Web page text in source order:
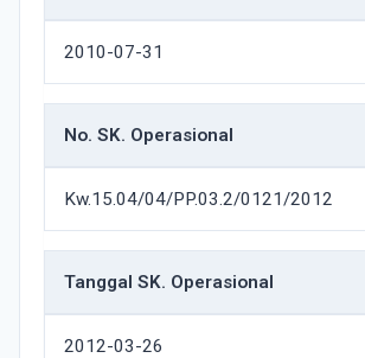
2010-07-31
No. SK. Operasional
Kw.15.04/04/PP.03.2/0121/2012
Tanggal SK. Operasional
2012-03-26